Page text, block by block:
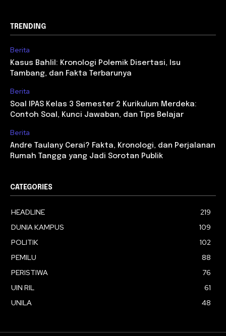
TRENDING
Berita
Kasus Bahlil: Kronologi Polemik Disertasi, Isu
Tambang, dan Fakta Terbarunya
Berita
Soal IPAS Kelas 3 Semester 2 Kurikulum Merdeka:
Contoh Soal, Kunci Jawaban, dan Tips Belajar
Berita
Andre Taulany Cerai? Fakta, Kronologi, dan Perjalanan
Rumah Tangga yang Jadi Sorotan Publik
CATEGORIES
HEADLINE
219
DUNIA KAMPUS
109
POLITIK
102
PEMILU
88
PERISTIWA
76
UIN RIL
61
UNILA
48